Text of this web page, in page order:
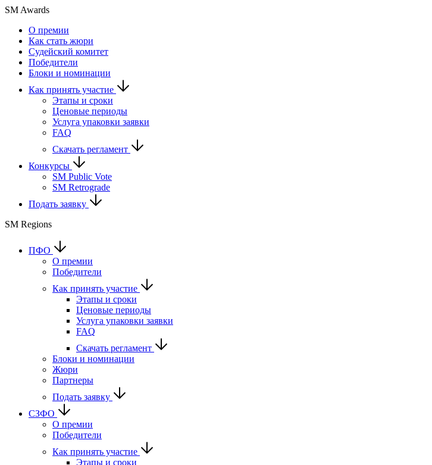
SM Awards
О премии
Как стать жюри
Судейский комитет
Победители
Блоки и номинации
Как принять участие
Этапы и сроки
Ценовые периоды
Услуга упаковки заявки
FAQ
Скачать регламент
Конкурсы
SM Public Vote
SM Retrograde
Подать заявку
SM Regions
ПФО
О премии
Победители
Как принять участие
Этапы и сроки
Ценовые периоды
Услуга упаковки заявки
FAQ
Скачать регламент
Блоки и номинации
Жюри
Партнеры
Подать заявку
СЗФО
О премии
Победители
Как принять участие
Этапы и сроки